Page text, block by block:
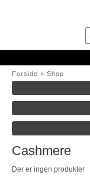
Forside » Shop
KOLLEKTION
Cashmere
Der er ingen produkter